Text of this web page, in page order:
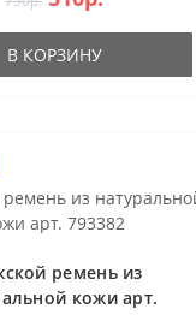
В КОРЗИНУ
ремень из
кожи арт.